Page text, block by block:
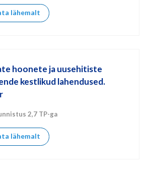
lähemalt
hoonete ja uusehitiste
kestlikud lahendused.
2,7 TP-ga
lähemalt